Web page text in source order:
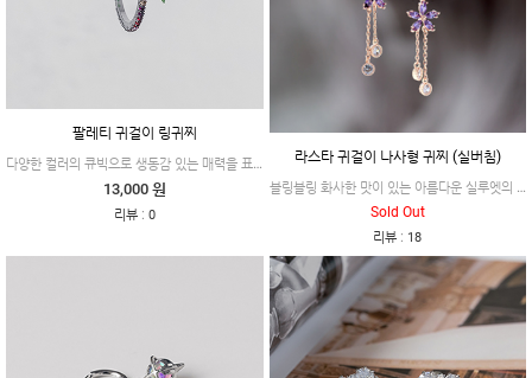
팔레티 귀걸이 링귀찌
다양한 컬러의 큐빅으로 생동감 있는 매력을 표현한 #팔레티
13,000 원
리뷰: 0
라스타 귀걸이 나사형 귀찌 (실버침)
블링블링 화사한 맛이 있는 아름다운 실루엣의 드롭형 제품이에요.
Sold Out
리뷰 : 18